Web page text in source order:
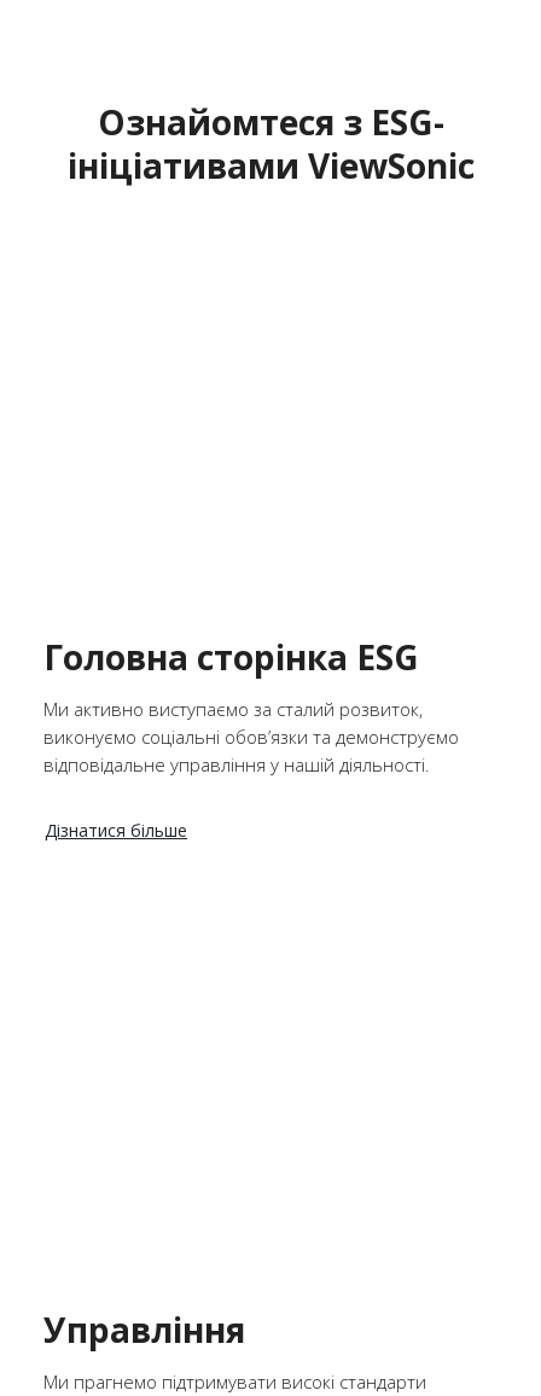
Ознайомтеся з ESG-
ініціативами ViewSonic
Головна сторінка ESG
Ми активно виступаємо за сталий розвиток,
виконуємо соціальні обов’язки та демонструємо
відповідальне управління у нашій діяльності.
Дізнатися більше
Управління
Ми прагнемо підтримувати високі стандарти